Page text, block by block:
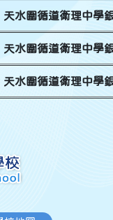
天水圍循道衛理中學
天水圍循道衛理中學
天水圍循道衛理中學